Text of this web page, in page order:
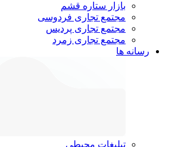
بازار ستاره قشم
مجتمع تجاری فردوسی
مجتمع تجاری پردیس
مجتمع تجاری زمرد
رسانه ها
تبلیغات محیطی